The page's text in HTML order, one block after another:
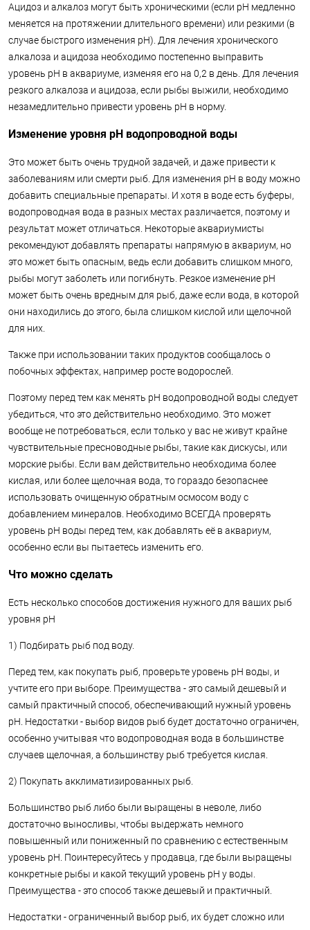
Ацидоз и алкалоз могут быть хроническими (если pH медленно
меняется на протяжении длительного времени) или резкими (в
случае быстрого изменения pH). Для лечения хронического
алкалоза и ацидоза необходимо постепенно выправить
уровень pH в аквариуме, изменяя его на 0,2 в день. Для лечения
резкого алкалоза и ацидоза, если рыбы выжили, необходимо
незамедлительно привести уровень pH в норму.
Изменение уровня pH водопроводной воды
Это может быть очень трудной задачей, и даже привести к
заболеваниям или смерти рыб. Для изменения pH в воду можно
добавить специальные препараты. И хотя в воде есть буферы,
водопроводная вода в разных местах различается, поэтому и
результат может отличаться. Некоторые аквариумисты
рекомендуют добавлять препараты напрямую в аквариум, но
это может быть опасным, ведь если добавить слишком много,
рыбы могут заболеть или погибнуть. Резкое изменение рН
может быть очень вредным для рыб, даже если вода, в которой
они находились до этого, была слишком кислой или щелочной
для них.
Также при использовании таких продуктов сообщалось о
побочных эффектах, например росте водорослей.
Поэтому перед тем как менять pH водопроводной воды следует
убедиться, что это действительно необходимо. Это может
вообще не потребоваться, если только у вас не живут крайне
чувствительные пресноводные рыбы, такие как дискусы, или
морские рыбы. Если вам действительно необходима более
кислая, или более щелочная вода, то гораздо безопаснее
использовать очищенную обратным осмосом воду с
добавлением минералов. Необходимо ВСЕГДА проверять
уровень pH воды перед тем, как добавлять её в аквариум,
особенно если вы пытаетесь изменить его.
Что можно сделать
Есть несколько способов достижения нужного для ваших рыб
уровня pH
1) Подбирать рыб под воду.
Перед тем, как покупать рыб, проверьте уровень pH воды, и
учтите его при выборе. Преимущества - это самый дешевый и
самый практичный способ, обеспечивающий нужный уровень
pH. Недостатки - выбор видов рыб будет достаточно ограничен,
особенно учитывая что водопроводная вода в большинстве
случаев щелочная, а большинству рыб требуется кислая.
2) Покупать акклиматизированных рыб.
Большинство рыб либо были выращены в неволе, либо
достаточно выносливы, чтобы выдержать немного
повышенный или пониженный по сравнению с естественным
уровень рН. Поинтересуйтесь у продавца, где были выращены
конкретные рыбы и какой текущий уровень pH у воды.
Преимущества - это способ также дешевый и практичный.
Недостатки - ограниченный выбор рыб, их будет сложно или